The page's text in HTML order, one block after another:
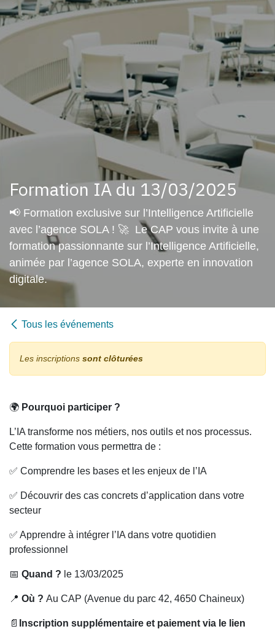
Formation IA du 13/03/2025
📢 Formation exclusive sur l’Intelligence Artificielle
avec l’agence SOLA ! 🚀 Le CAP vous invite à une
formation passionnante sur l’Intelligence Artificielle,
animée par l’agence SOLA, experte en innovation
digitale.
Tous les événements
Les inscriptions sont clôturées
🌍 Pourquoi participer ?
L’IA transforme nos métiers, nos outils et nos processus.
Cette formation vous permettra de :
✅ Comprendre les bases et les enjeux de l’IA
✅ Découvrir des cas concrets d’application dans votre
secteur
✅ Apprendre à intégrer l’IA dans votre quotidien
professionnel
📅 Quand ? le 13/03/2025
📍 Où ? Au CAP (Avenue du parc 42, 4650 Chaineux)
📄 Inscription supplémentaire et paiement via le lien